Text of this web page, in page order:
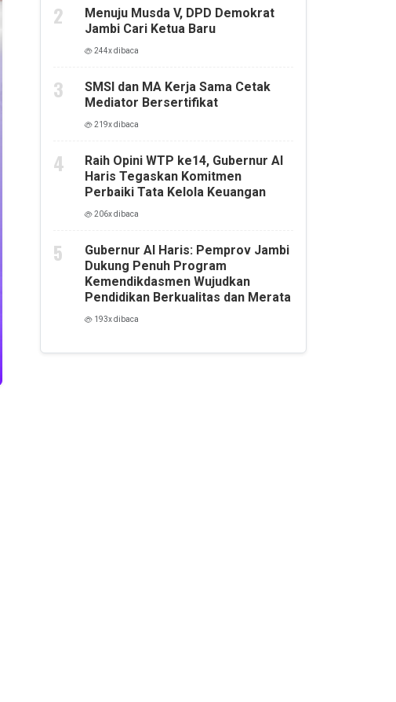
Menuju Musda V, DPD Demokrat
Jambi Cari Ketua Baru
244x dibaca
SMSI dan MA Kerja Sama Cetak
Mediator Bersertifikat
219x dibaca
Raih Opini WTP ke14, Gubernur Al
Haris Tegaskan Komitmen
Perbaiki Tata Kelola Keuangan
206x dibaca
Gubernur Al Haris: Pemprov Jambi
Dukung Penuh Program
Kemendikdasmen Wujudkan
Pendidikan Berkualitas dan Merata
193x dibaca